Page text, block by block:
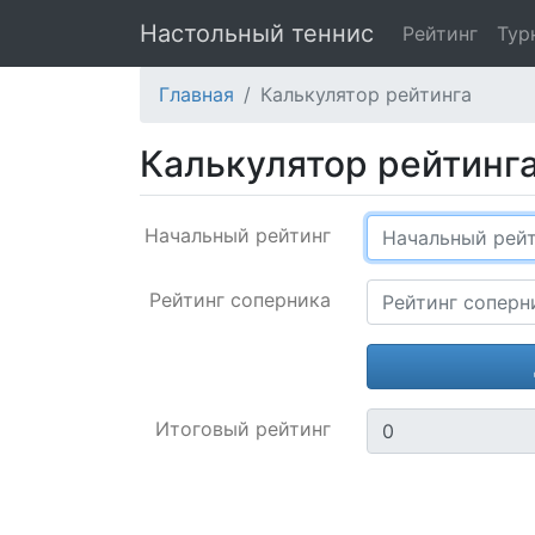
Настольный теннис Рейтинг
Главная Калькулятор рейтинга
Калькулятор
Начальный рейтинг
Рейтинг соперника
Итоговый рейтинг